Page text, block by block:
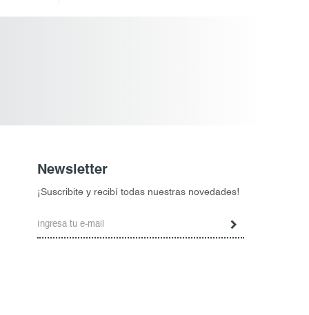
Newsletter
¡Suscribite y recibí todas nuestras novedades!